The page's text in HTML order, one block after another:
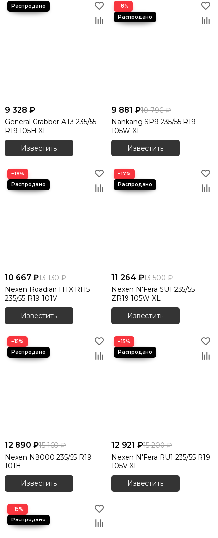
9 328 ₽
General Grabber AT3 235/55
R19 105H XL
Известить
−8%
9 881 ₽10 790 ₽
Nankang SP9 235/55 R19
105W XL
Известить
−19%
10 667 ₽13 130 ₽
Nexen Roadian HTX RH5
235/55 R19 101V
Известить
−17%
11 264 ₽13 500 ₽
Nexen N'Fera SU1 235/55
ZR19 105W XL
Известить
−15%
12 890 ₽15 160 ₽
Nexen N8000 235/55 R19
101H
Известить
−15%
12 921 ₽15 200 ₽
Nexen N'Fera RU1 235/55 R19
105V XL
Известить
−15%